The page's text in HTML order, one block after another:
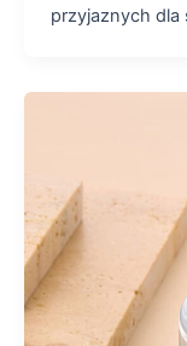
przyjaznych dla